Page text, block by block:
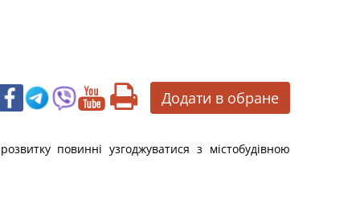
Додати в обране
повинні узгоджуватися з містобудівною